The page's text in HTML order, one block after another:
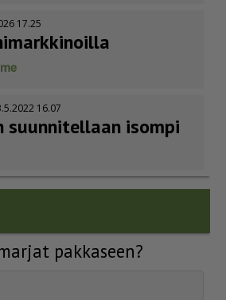
17.25
16.07
suunnitellaan isompi
pakkaseen?